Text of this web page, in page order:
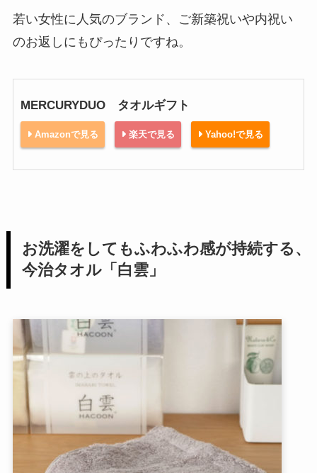
若い女性に人気のブランド、ご新築祝いや内祝い
のお返しにもぴったりですね。
MERCURYDUO タオルギフト
Amazonで見る 楽天で見る Yahoo!で見る
お洗濯をしてもふわふわ感が持続する、
今治タオル「白雲」